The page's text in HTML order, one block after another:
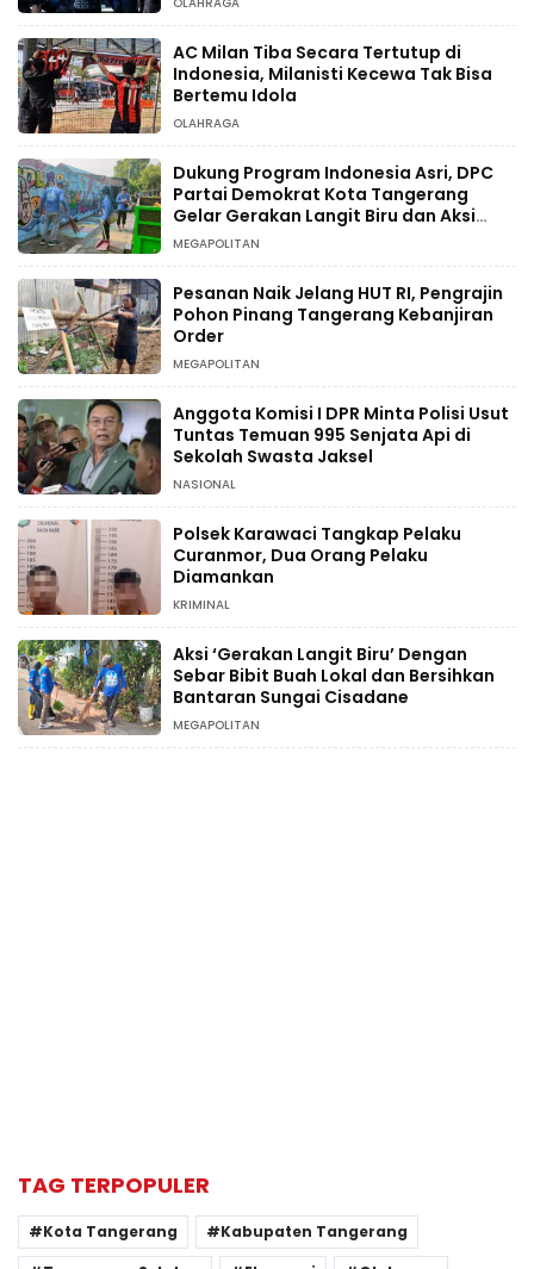
AC Milan Tiba Secara Tertutup di
Indonesia, Milanisti Kecewa Tak Bisa
Bertemu Idola
OLAHRAGA
Dukung Program Indonesia Asri, DPC
Partai Demokrat Kota Tangerang
Gelar Gerakan Langit Biru dan Aksi
Tanam Pohon
MEGAPOLITAN
Pesanan Naik Jelang HUT RI, Pengrajin
Pohon Pinang Tangerang Kebanjiran
Order
MEGAPOLITAN
Anggota Komisi I DPR Minta Polisi Usut
Tuntas Temuan 995 Senjata Api di
Sekolah Swasta Jaksel
NASIONAL
Polsek Karawaci Tangkap Pelaku
Curanmor, Dua Orang Pelaku
Diamankan
KRIMINAL
Aksi ‘Gerakan Langit Biru’ Dengan
Sebar Bibit Buah Lokal dan Bersihkan
Bantaran Sungai Cisadane
MEGAPOLITAN
TAG TERPOPULER
Kota Tangerang
Kabupaten Tangerang